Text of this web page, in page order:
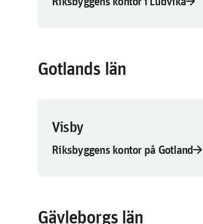
Gotlands län
Visby
Riksbyggens kontor på Gotlandarrow_forward
Gävleborgs län